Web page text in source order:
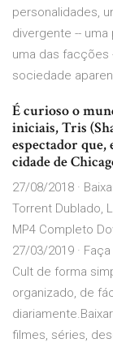
personalidades,
divergente --
uma das
sociedade
É curioso o
iniciais, Tris
espectador
cidade de
27/08/2018 ·
Torrent Dublado,
MP4 Completo
27/03/2019 ·
Cult de forma
organizado, de
filmes, séries,